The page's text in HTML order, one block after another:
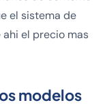
el sistema de
el precio mas
modelos